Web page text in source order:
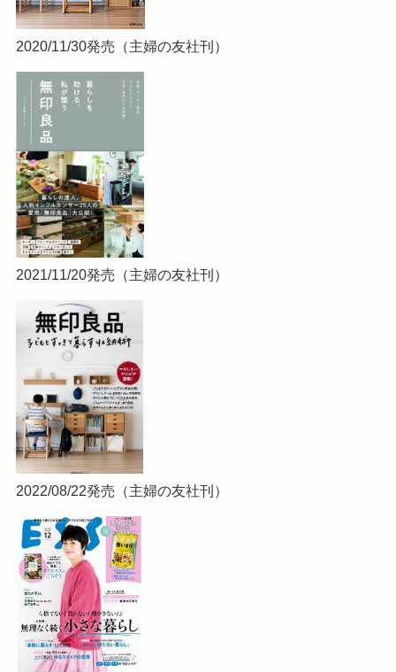
2020/11/30発売（主婦の友社刊）
2021/11/20発売（主婦の友社刊）
2022/08/22発売（主婦の友社刊）